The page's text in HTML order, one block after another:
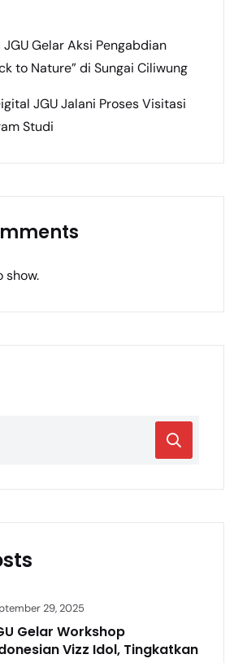
Gelar Aksi Pengabdian
to Nature” di Sungai Ciliwung
JGU Jalani Proses Visitasi
Studi
show.
29, 2025
Gelar Workshop
Vizz Idol, Tingkatkan